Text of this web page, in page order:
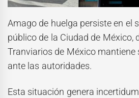
Amago de huelga persiste en el
público de la Ciudad de México,
Tranviarios de México
ante las autoridades.
Esta situación genera